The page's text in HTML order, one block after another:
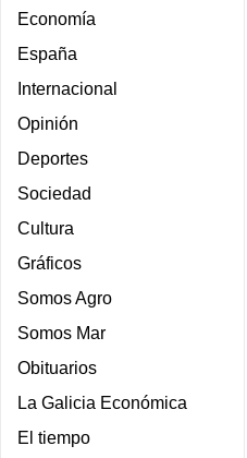
Economía
España
Internacional
Opinión
Deportes
Sociedad
Cultura
Gráficos
Somos Agro
Somos Mar
Obituarios
La Galicia Económica
El tiempo